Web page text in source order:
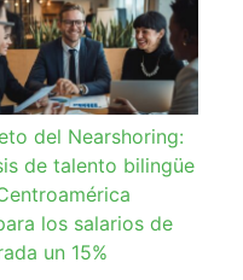
del Nearshoring:
de talento bilingüe
los salarios de
un 15%